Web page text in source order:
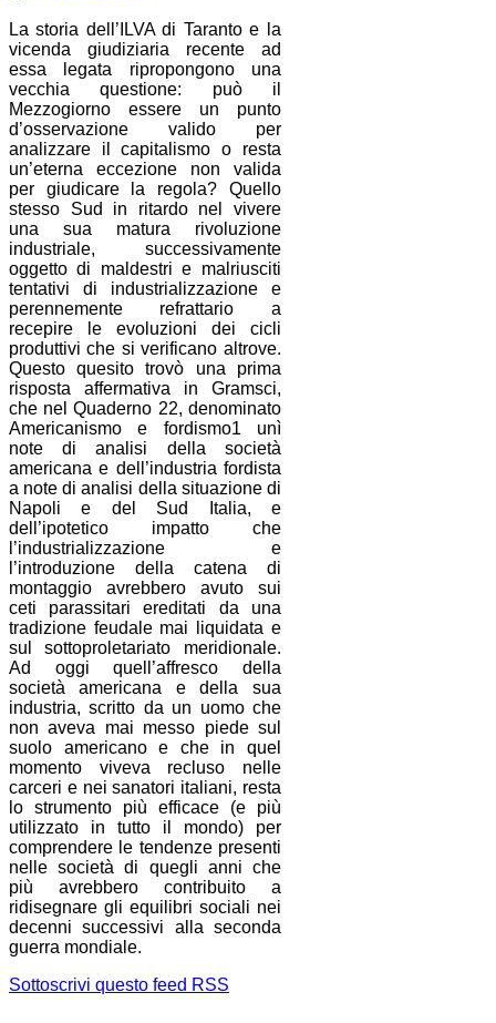
La storia dell’ILVA di Taranto e la
vicenda giudiziaria recente ad
essa legata ripropongono una
vecchia questione: può il
Mezzogiorno essere un punto
d’osservazione valido per
analizzare il capitalismo o resta
un’eterna eccezione non valida
per giudicare la regola? Quello
stesso Sud in ritardo nel vivere
una sua matura rivoluzione
industriale, successivamente
oggetto di maldestri e malriusciti
tentativi di industrializzazione e
perennemente refrattario a
recepire le evoluzioni dei cicli
produttivi che si verificano altrove.
Questo quesito trovò una prima
risposta affermativa in Gramsci,
che nel Quaderno 22, denominato
Americanismo e fordismo1 unì
note di analisi della società
americana e dell’industria fordista
a note di analisi della situazione di
Napoli e del Sud Italia, e
dell’ipotetico impatto che
l’industrializzazione e
l’introduzione della catena di
montaggio avrebbero avuto sui
ceti parassitari ereditati da una
tradizione feudale mai liquidata e
sul sottoproletariato meridionale.
Ad oggi quell’affresco della
società americana e della sua
industria, scritto da un uomo che
non aveva mai messo piede sul
suolo americano e che in quel
momento viveva recluso nelle
carceri e nei sanatori italiani, resta
lo strumento più efficace (e più
utilizzato in tutto il mondo) per
comprendere le tendenze presenti
nelle società di quegli anni che
più avrebbero contribuito a
ridisegnare gli equilibri sociali nei
decenni successivi alla seconda
guerra mondiale.
Sottoscrivi questo feed RSS